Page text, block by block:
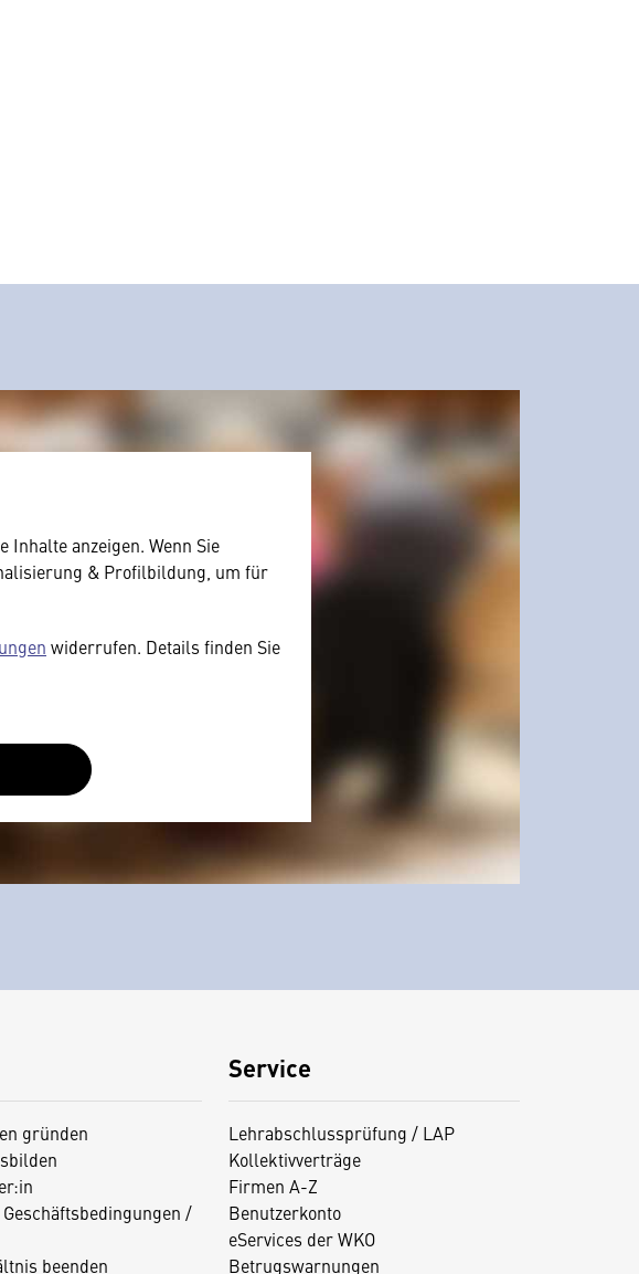
anzeigen. Wenn Sie
& Profilbildung, um für
widerrufen. Details finden Sie
gründen
/
beenden
Service
Lehrabschlussprüfung / LAP
Kollektivverträge
Firmen A-Z
Benutzerkonto
eServices der WKO
Betrugswarnungen